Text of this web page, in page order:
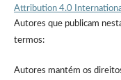
Attribution 4.0
Autores que publicam
termos:
Autores mantém os